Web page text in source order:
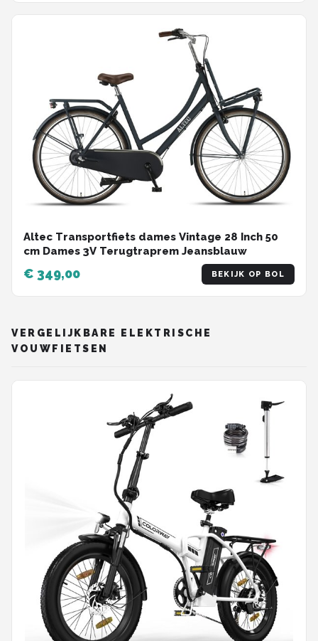
Altec Transportfiets dames Vintage 28 Inch 50
cm Dames 3V Terugtraprem Jeansblauw
€ 349,00 BEKIJK OP BOL
VERGELIJKBARE ELEKTRISCHE
VOUWFIETSEN